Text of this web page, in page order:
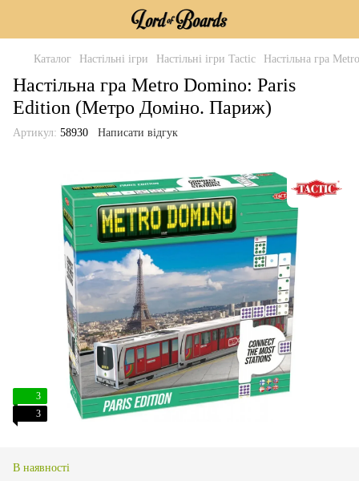
Каталог Настільні ігри Настільні ігри Tactic Настільна гра
Настільна гра Metro Domino: Paris
Edition (Метро Доміно. Париж)
Артикул: 58930 Написати відгук
3
3
В наявності